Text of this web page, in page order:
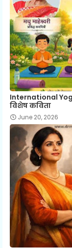
International
विशेष कविता
June 20, 2026